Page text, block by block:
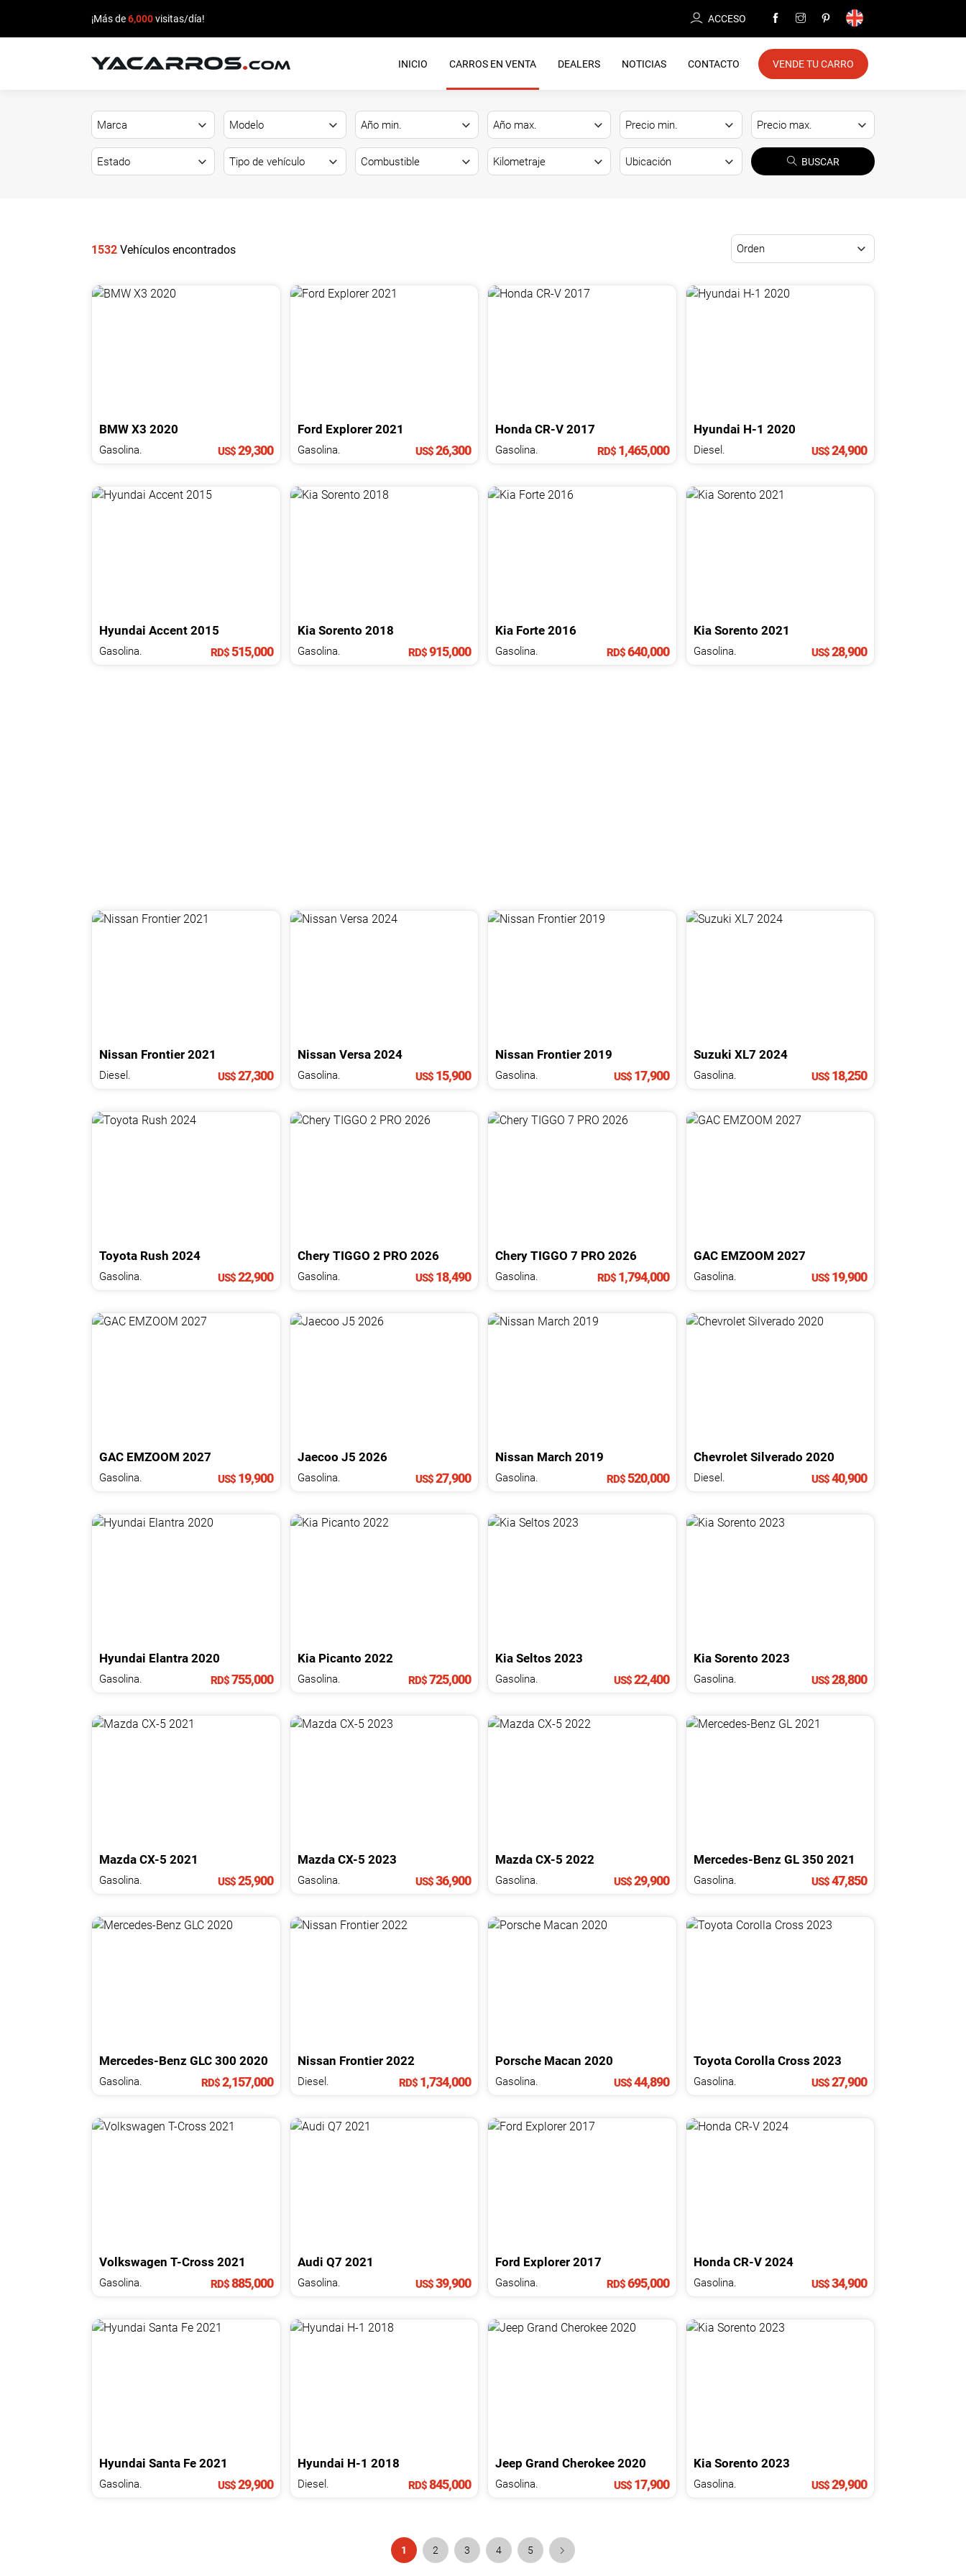
¡Más de6,000visitas/día! ACCESO
INICIO CARROS EN VENTA DEALERS NOTICIAS CONTACTO VENDE TU CARRO
BUSCAR
1532 Vehículos encontrados
BMW X3 2020
Gasolina. US$29,300
Ford Explorer 2021
Gasolina. US$26,300
Honda CR-V 2017
Gasolina. RD$1,465,000
Hyundai H-1 2020
Diesel. US$24,900
Hyundai Accent 2015
Gasolina. RD$515,000
Kia Sorento 2018
Gasolina. RD$915,000
Kia Forte 2016
Gasolina. RD$640,000
Kia Sorento 2021
Gasolina. US$28,900
Nissan Frontier 2021
Diesel. US$27,300
Nissan Versa 2024
Gasolina. US$ 15,900
Nissan Frontier 2019
Gasolina. US$17,900
Suzuki XL7 2024
Gasolina. US$ 18,250
Toyota Rush 2024
Gasolina. US$22,900
Chery TIGGO 2 PRO 2026
Gasolina. US$ 18,490
Chery TIGGO 7 PRO 2026
Gasolina. RD$1,794,000
GAC EMZOOM 2027
Gasolina. US$ 19,900
GAC EMZOOM 2027
Gasolina. US$19,900
Jaecoo J5 2026
Gasolina. US$27,900
Nissan March 2019
Gasolina. RD$520,000
Chevrolet Silverado 2020
Diesel. US$40,900
Hyundai Elantra 2020
Gasolina. RD$755,000
Kia Picanto 2022
Gasolina. RD$725,000
Kia Seltos 2023
Gasolina. US$22,400
Kia Sorento 2023
Gasolina. US$28,800
Mazda CX-5 2021
Gasolina. US$25,900
Mazda CX-5 2023
Gasolina. US$36,900
Mazda CX-5 2022
Gasolina. US$29,900
Mercedes-Benz GL 350 2021
Gasolina. US$47,850
Mercedes-Benz GLC 300 2020
Gasolina. RD$2,157,000
Nissan Frontier 2022
Diesel. RD$ 1,734,000
Porsche Macan 2020
Gasolina. US$44,890
Toyota Corolla Cross 2023
Gasolina. US$27,900
Volkswagen T-Cross 2021
Gasolina. RD$885,000
Audi Q7 2021
Gasolina. US$39,900
Ford Explorer 2017
Gasolina. RD$695,000
Honda CR-V 2024
Gasolina. US$34,900
Hyundai Santa Fe 2021
Gasolina. US$29,900
Hyundai H-1 2018
Diesel. RD$845,000
Jeep Grand Cherokee 2020
Gasolina. US$17,900
Kia Sorento 2023
Gasolina. US$29,900
1 2 3 4 5